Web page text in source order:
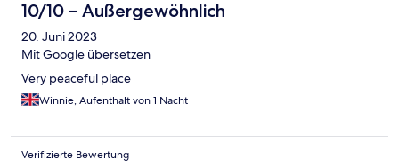
10/10 – Außergewöhnlich
20. Juni 2023
Mit Google übersetzen
Very peaceful place
Winnie, Aufenthalt von 1 Nacht
Verifizierte Bewertung